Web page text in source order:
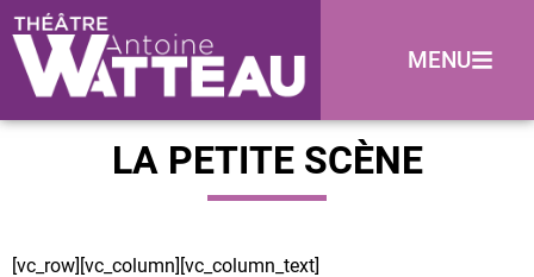
MENU
LA PETITE SCÈNE
[vc_row][vc_column][vc_column_text]